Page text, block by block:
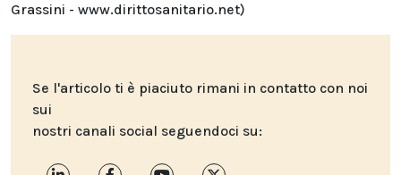
Grassini - www.dirittosanitario.net)
Se l'articolo ti è piaciuto rimani in contatto con noi
sui
nostri canali social seguendoci su: